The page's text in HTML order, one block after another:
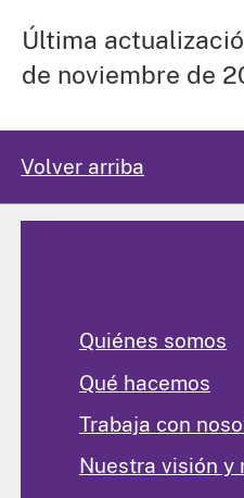
Última
de noviembre de
Volver arriba
Quiénes somos
Qué hacemos
Trabaja con
Nuestra visión y